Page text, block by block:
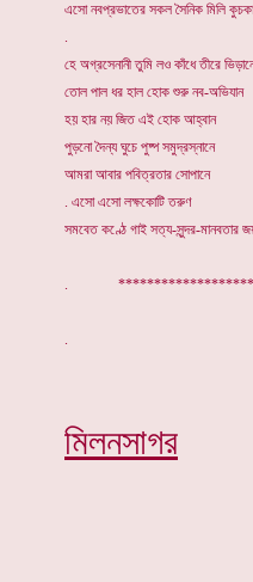
এসো নবপ্রভাতের সকল সৈনিক মিলি
.
হে অগ্রসেনানী তুমি লও কাঁধে তীরে
তোল পাল ধর হাল হোক শুরু নব-অভিযান
হয় হার নয় জিত এই হোক আহ্বান
পুড়নো দৈন্য ঘুচে পুষ্প সমুদ্রস্নানে
আমরা আবার পবিত্রতার সোপানে
. এসো এসো লক্ষকোটি তরুণ
সমবেত কণ্ঠে গাই সত্য-সুন্দর-মানবতার
.
মিলনসাগর